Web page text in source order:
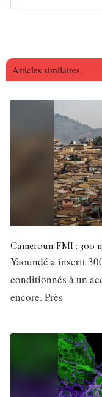
Articles similaires
Cameroun-FMI : 300
Yaoundé a inscrit
conditionnés à un
encore. Près